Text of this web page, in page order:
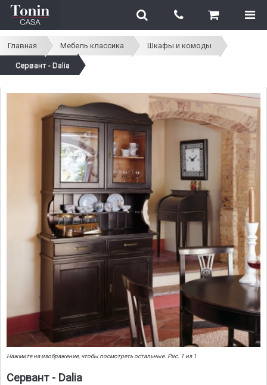
Главная Мебель классика Шкафы и комоды
Сервант - Dalia
Нажмите на изображение, чтобы посмотреть остальные. Рис. 1 из 1
Сервант - Dalia